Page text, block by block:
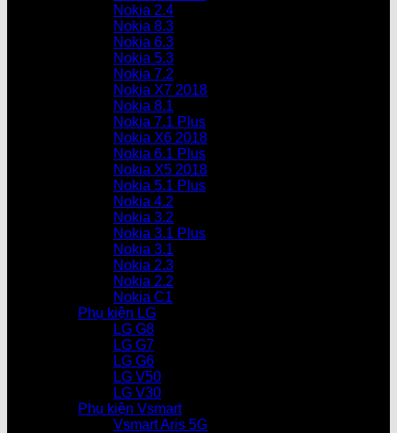
Nokia 2.4
Nokia 8.3
Nokia 6.3
Nokia 5.3
Nokia 7.2
Nokia X7 2018
Nokia 8.1
Nokia 7.1 Plus
Nokia X6 2018
Nokia 6.1 Plus
Nokia X5 2018
Nokia 5.1 Plus
Nokia 4.2
Nokia 3.2
Nokia 3.1 Plus
Nokia 3.1
Nokia 2.3
Nokia 2.2
Nokia C1
Phụ kiện LG
LG G8
LG G7
LG G6
LG V50
LG V30
Phụ kiện Vsmart
Vsmart Aris 5G